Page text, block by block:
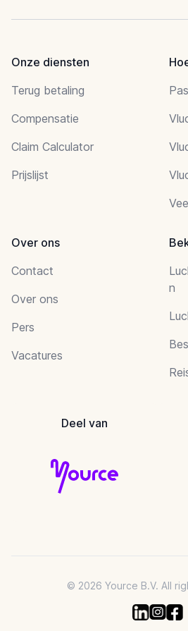
Onze diensten
Terug betaling
Compensatie
Claim Calculator
Prijslijst
Over ons
Contact
Over ons
Pers
Vacatures
n
Deel van
© 2026 Yource B.V. All